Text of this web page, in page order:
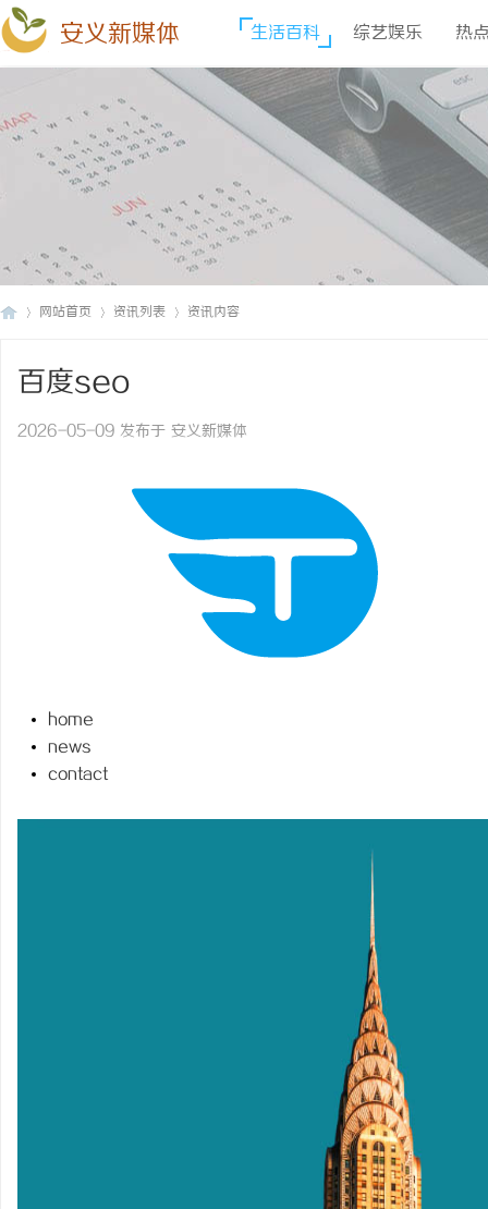
安义新媒体 生活百科 综艺娱乐 热
网站首页 资讯列表 资讯内容
百度seo
2026-05-09 发布于 安义新媒体
home
news
contact
LAVIDA乐樱国际医疗